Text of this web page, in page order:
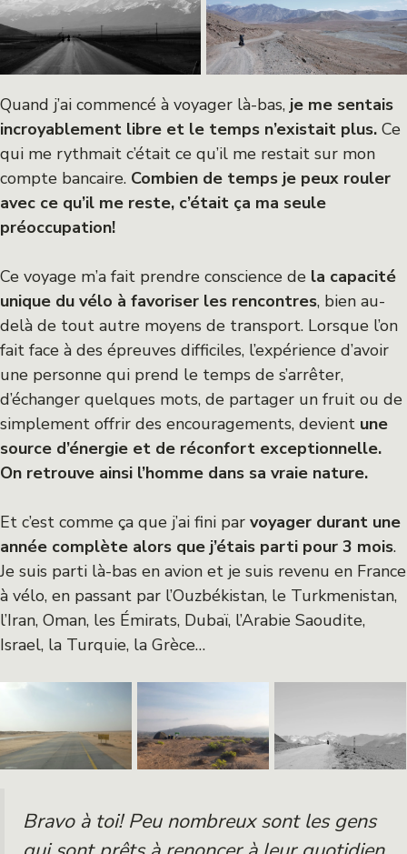
Quand j’ai commencé à voyager là-bas, je me sentais
incroyablement libre et le temps n’existait plus. Ce
qui me rythmait c’était ce qu’il me restait sur mon
compte bancaire. Combien de temps je peux rouler
avec ce qu’il me reste, c’était ça ma seule
préoccupation!
Ce voyage m’a fait prendre conscience de la capacité
unique du vélo à favoriser les rencontres, bien au-
delà de tout autre moyens de transport. Lorsque l’on
fait face à des épreuves difficiles, l’expérience d’avoir
une personne qui prend le temps de s’arrêter,
d’échanger quelques mots, de partager un fruit ou de
simplement offrir des encouragements, devient une
source d’énergie et de réconfort exceptionnelle.
On retrouve ainsi l’homme dans sa vraie nature.
Et c’est comme ça que j’ai fini par voyager durant une
année complète alors que j’étais parti pour 3 mois.
Je suis parti là-bas en avion et je suis revenu en France
à vélo, en passant par l’Ouzbékistan, le Turkmenistan,
l’Iran, Oman, les Émirats, Dubaï, l’Arabie Saoudite,
Israel, la Turquie, la Grèce…
Bravo à toi! Peu nombreux sont les gens